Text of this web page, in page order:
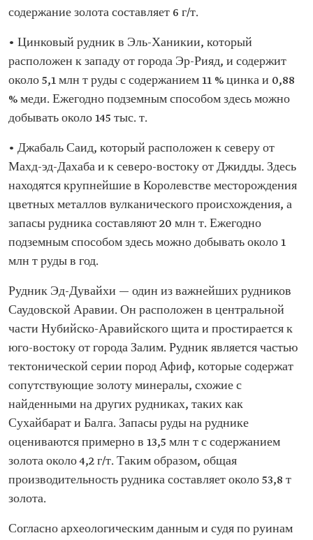
содержание золота составляет 6 г/т.
• Цинковый рудник в Эль-Ханикии, который
расположен к западу от города Эр-Рияд, и содержит
около 5,1 млн т руды с содержанием 11 % цинка и 0,88
% меди. Ежегодно подземным способом здесь можно
добывать около 145 тыс. т.
• Джабаль Саид, который расположен к северу от
Махд-эд-Дахаба и к северо-востоку от Джидды. Здесь
находятся крупнейшие в Королевстве месторождения
цветных металлов вулканического происхождения, а
запасы рудника составляют 20 млн т. Ежегодно
подземным способом здесь можно добывать около 1
млн т руды в год.
Рудник Эд-Дувайхи — один из важнейших рудников
Саудовской Аравии. Он расположен в центральной
части Нубийско-Аравийского щита и простирается к
юго-востоку от города Залим. Рудник является частью
тектонической серии пород Афиф, которые содержат
сопутствующие золоту минералы, схожие с
найденными на других рудниках, таких как
Сухайбарат и Балга. Запасы руды на руднике
оцениваются примерно в 13,5 млн т с содержанием
золота около 4,2 г/т. Таким образом, общая
производительность рудника составляет около 53,8 т
золота.
Согласно археологическим данным и судя по руинам